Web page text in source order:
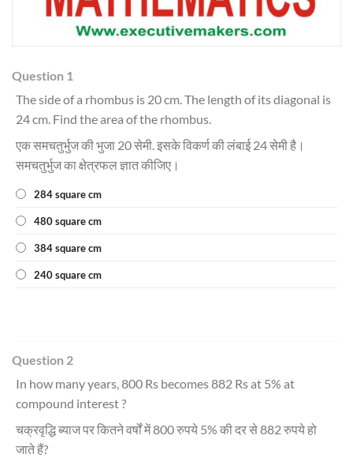
Question 1
The side of a rhombus is 20 cm. The length of its diagonal is
24 cm. Find the area of the rhombus.
एक समचतुर्भुज की भुजा 20 सेमी. इसके विकर्ण की लंबाई 24 सेमी है।
समचतुर्भुज का क्षेत्रफल ज्ञात कीजिए।
284 square cm
480 square cm
384 square cm
240 square cm
Question 2
In how many years, 800 Rs becomes 882 Rs at 5% at
compound interest ?
चक्रवृद्धि ब्याज पर कितने वर्षों में 800 रुपये 5% की दर से 882 रुपये हो
जाते हैं?